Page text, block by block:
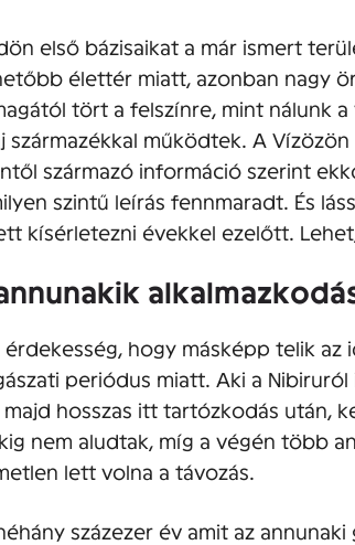
első bázisaikat a már ismert
élettér miatt, azonban nagy
tört a felszínre, mint nálunk
származékkal működtek. A
származó információ szerint
szintű leírás fennmaradt. És
kísérletezni évekkel ezelőtt.
érdekesség, hogy másképp telik
periódus miatt. Aki a
majd hosszas itt tartózkodás után,
nem aludtak, míg a végén több
lett volna a távozás.
százezer év amit az